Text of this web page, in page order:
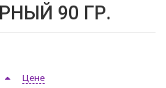
90 ГР.
Цене